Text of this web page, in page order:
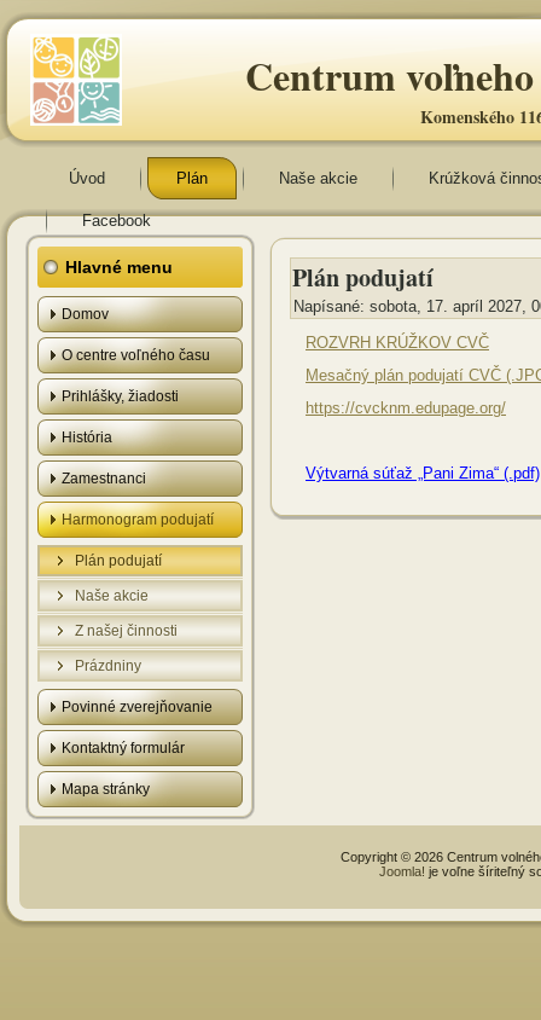
Centrum voľneho
Komenského
Úvod Plán Naše akcie Krúžková
Facebook
Hlavné menu
Domov
O centre voľného času
Prihlášky, žiadosti
História
Zamestnanci
Harmonogram podujatí
Plán podujatí
Naše akcie
Z našej činnosti
Prázdniny
Povinné zverejňovanie
Kontaktný formulár
Mapa stránky
Plán podujatí
Napísané: sobota, 17. apríl 2027,
ROZVRH KRÚŽKOV CVČ
Mesačný plán podujatí CVČ
https://cvcknm.edupage.org/
Výtvarná súťaž „Pani Zima“ (.pdf)
Copyright © 2026 Centrum
Joomla! je voľne šíriteľný